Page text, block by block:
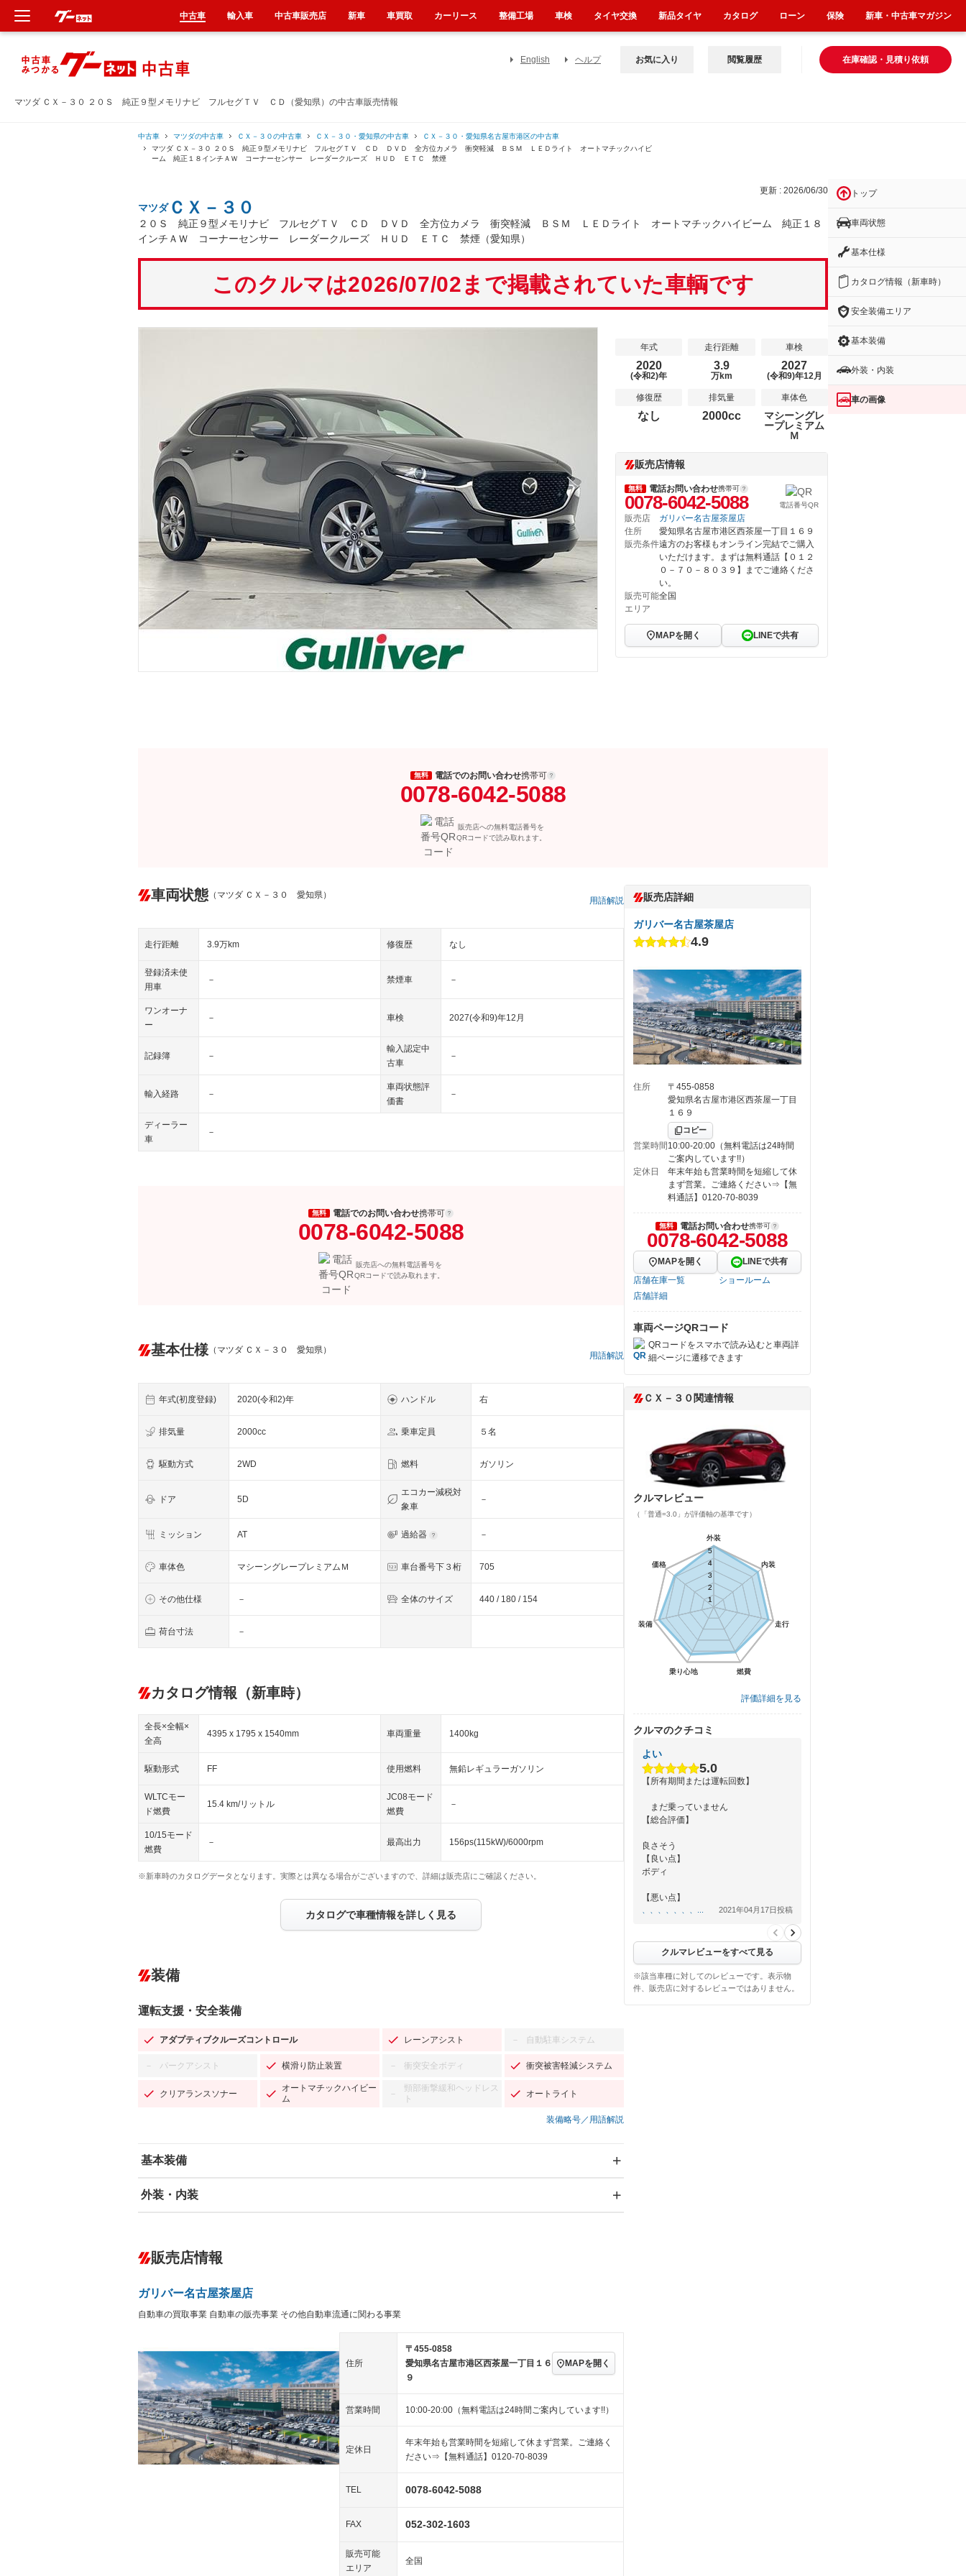
マツダ ＣＸ－３０ ２０Ｓ 純正９型メモリナビ フルセグＴＶ ＣＤ（愛知県）の中古車販売情報
English ヘルプ 在庫確認・見積り依頼
お気に入り 閲覧履歴
中古車 マツダの中古車 ＣＸ－３０の中古車 ＣＸ－３０・愛知県の中古車
ＣＸ－３０・愛知県名古屋市港区の中古車
マツダ ＣＸ－３０ ２０Ｓ 純正９型メモリナビ フルセグＴＶ ＣＤ ＤＶＤ 全方位カメラ 衝突軽減 ＢＳＭ ＬＥＤライト オートマチックハイビ
ーム 純正１８インチＡＷ コーナーセンサー レーダークルーズ ＨＵＤ ＥＴＣ 禁煙
更新 : 2026/06/30
マツダＣＸ－３０
２０Ｓ 純正９型メモリナビ フルセグＴＶ ＣＤ ＤＶＤ 全方位カメラ 衝突軽減 ＢＳＭ ＬＥＤライト オートマチックハイビーム 純正１８
インチＡＷ コーナーセンサー レーダークルーズ ＨＵＤ ＥＴＣ 禁煙（愛知県）
このクルマは2026/07/02まで掲載されていた車輌です
年式
2020
(令和2)年
走行距離
3.9
万km
車検
2027
(令和9)年12月
修復歴
なし
排気量
2000cc
車体色
マシーングレ
ープレミアム
Ｍ
販売店情報
無料 電話お問い合わせ携帯可
0078-6042-5088 電話番号QR
販売店
ガリバー名古屋茶屋店
住所
愛知県名古屋市港区西茶屋一丁目１６９
販売条件遠方のお客様もオンライン完結でご購入
いただけます。まずは無料通話【０１２
０－７０－８０３９】までご連絡くださ
い。
販売可能
エリア
全国
MAPを開く LINEで共有
無料 電話でのお問い合わせ携帯可
0078-6042-5088
販売店への無料電話番号を
QRコードで読み取れます。
車両状態 （マツダ ＣＸ－３０ 愛知県）
用語解説
走行距離 3.9万km 修復歴 なし
登録済未使
用車
－ 禁煙車 －
ワンオーナ
ー
－ 車検 2027(令和9)年12月
記録簿 －
輸入認定中
古車
－
輸入経路 －
車両状態評
価書
－
ディーラー
車
－
無料 電話でのお問い合わせ携帯可
0078-6042-5088
販売店への無料電話番号を
QRコードで読み取れます。
基本仕様 （マツダ ＣＸ－３０ 愛知県）
用語解説
年式(初度登録) 2020(令和2)年 ハンドル 右
排気量 2000cc 乗車定員 ５名
駆動方式 2WD 燃料 ガソリン
ドア 5D
エコカー減税対
象車
－
ミッション AT 過給器 －
車体色 マシーングレープレミアムＭ 車台番号下３桁 705
その他仕様 － 全体のサイズ 440 / 180 / 154
荷台寸法 －
カタログ情報（新車時）
全長×全幅×
全高
4395 x 1795 x 1540mm 車両重量 1400kg
駆動形式 FF 使用燃料 無鉛レギュラーガソリン
WLTCモー
ド燃費
15.4 km/リットル
JC08モード
燃費
－
10/15モード
燃費
－ 最高出力 156ps(115kW)/6000rpm
※新車時のカタログデータとなります。実際とは異なる場合がございますので、詳細は販売店にご確認ください。
カタログで車種情報を詳しく見る
装備
運転支援・安全装備
アダプティブクルーズコントロール レーンアシスト － 自動駐車システム
－ パークアシスト 横滑り防止装置 － 衝突安全ボディ 衝突被害軽減システム
クリアランスソナー
オートマチックハイビー
ム
－
頸部衝撃緩和ヘッドレス
ト
オートライト
装備略号／用語解説
基本装備
エアバッグ：運転席/助手席/サイド
－ ダウンヒルアシストコントロール
Bluetooth接続
装備略号／用語解説
外装・内装
オーディオ：CDまたはCDチェンジャー
－
ヘッドライトウォッシャ
ー
LEDヘッドランプ － HID(キセノンライト) －
スマートキー
－ ランフラットタイヤ － パワーシート 3列シート ベンチシート
－ フルフラットシート － チップアップシート
－ シートヒーター － ウォークスルー
フロントカメラ － シートエアコン 全周囲カメラ サイドカメラ
販売店情報
ガリバー名古屋茶屋店
自動車の買取事業 自動車の販売事業 その他自動車流通に関わる事業
住所
〒455-0858
愛知県名古屋市港区西茶屋一丁目１６
９
MAPを開く
営業時間 10:00-20:00（無料電話は24時間ご案内しています!!）
定休日
年末年始も営業時間を短縮して休まず営業。ご連絡く
ださい⇒【無料通話】0120-70-8039
TEL 0078-6042-5088
FAX 052-302-1603
販売可能
エリア
全国
販売店詳細
ガリバー名古屋茶屋店
4.9
住所
〒455-0858
愛知県名古屋市港区西茶屋一丁目
１６９
コピー
営業時間10:00-20:00（無料電話は24時間
ご案内しています!!）
定休日
年末年始も営業時間を短縮して休
まず営業。ご連絡ください⇒【無
料通話】0120-70-8039
無料 電話お問い合わせ携帯可
0078-6042-5088
MAPを開く
LINEで共有
店舗在庫一覧
ショールーム
店舗詳細
車両ページQRコード
QRコードをスマホで読み込むと車両詳
細ページに遷移できます
ＣＸ－３０関連情報
クルマレビュー
（「普通=3.0」が評価軸の基準です）
外装
内装
走行
燃費
乗り心地
装備
価格
1
2
3
4
5
外装
内装
走行
燃費
乗り心地
装備
価格
1
2
3
4
5
評価詳細を見る
クルマのクチコミ
よい
5.0
【所有期間または運転回数】
まだ乗っていません
【総合評価】
良さそう
【良い点】
ボディ
【悪い点】
2021年04月17日投稿
クルマレビューをすべて見る
※該当車種に対してのレビューです。表示物
件、販売店に対するレビューではありません。
トップ
車両状態
基本仕様
カタログ情報（新車時）
安全装備エリア
基本装備
外装・内装
車の画像
中古車 輸入車 中古車販売店 新車 車買取 カーリース 整備工場 車検 タイヤ交換 新品タイヤ カタログ ローン 保険 新車・中古車マガジン
新車
中古車